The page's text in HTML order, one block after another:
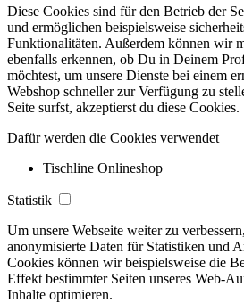
Diese Cookies sind für den Betrieb der
und ermöglichen beispielsweise
Funktionalitäten. Außerdem können wir
ebenfalls erkennen, ob Du in Deinem
möchtest, um unsere Dienste bei einem
Webshop schneller zur Verfügung zu
Seite surfst, akzeptierst du diese Cookies.
Dafür werden die Cookies verwendet
Tischline Onlineshop
Statistik
Um unsere Webseite weiter zu
anonymisierte Daten für Statistiken und
Cookies können wir beispielsweise die
Effekt bestimmter Seiten unseres Web-
Inhalte optimieren.